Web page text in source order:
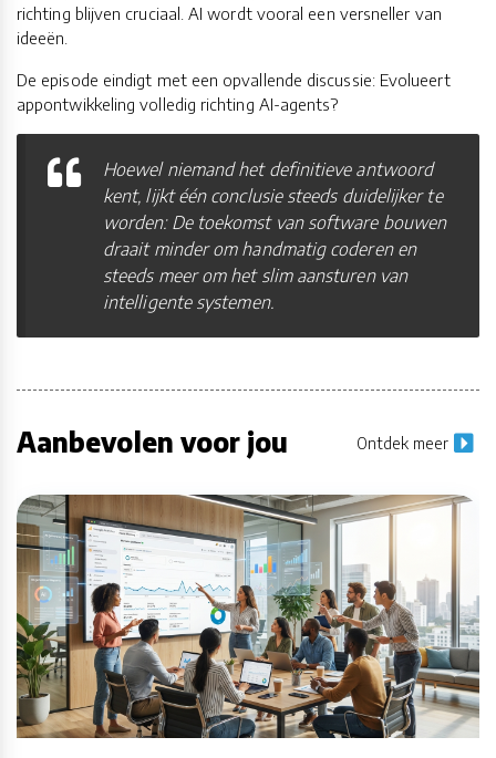
richting blijven cruciaal. AI wordt vooral een versneller van
ideeën.
De episode eindigt met een opvallende discussie: Evolueert
appontwikkeling volledig richting AI-agents?
Hoewel niemand het definitieve antwoord
kent, lijkt één conclusie steeds duidelijker te
worden: De toekomst van software bouwen
draait minder om handmatig coderen en
steeds meer om het slim aansturen van
intelligente systemen.
Aanbevolen voor jou Ontdek meer